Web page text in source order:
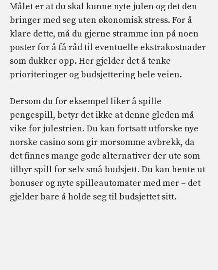
Målet er at du skal kunne nyte julen og det den
bringer med seg uten økonomisk stress. For å
klare dette, må du gjerne stramme inn på noen
poster for å få råd til eventuelle ekstrakostnader
som dukker opp. Her gjelder det å tenke
prioriteringer og budsjettering hele veien.
Dersom du for eksempel liker å spille
pengespill, betyr det ikke at denne gleden må
vike for julestrien. Du kan fortsatt utforske nye
norske casino som gir morsomme avbrekk, da
det finnes mange gode alternativer der ute som
tilbyr spill for selv små budsjett. Du kan hente ut
bonuser og nyte spilleautomater med mer – det
gjelder bare å holde seg til budsjettet sitt.